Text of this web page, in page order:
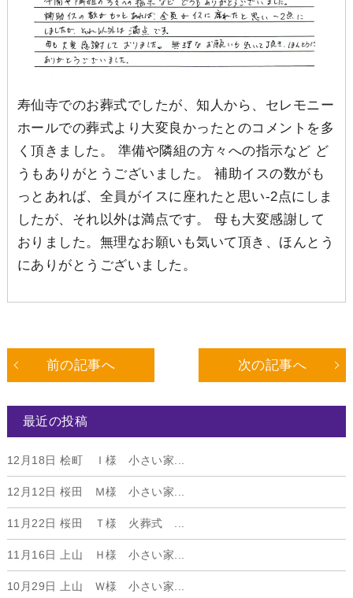
寿仙寺でのお葬式でしたが、知人から、セレモニー
ホールでの葬式より大変良かったとのコメントを多
く頂きました。 準備や隣組の方々への指示など ど
うもありがとうございました。 補助イスの数がも
っとあれば、全員がイスに座れたと思い-2点にしま
したが、それ以外は満点です。 母も大変感謝して
おりました。無理なお願いも気いて頂き、ほんとう
にありがとうございました。
前の記事へ 次の記事へ
最近の投稿
12月18日 桧町 Ｉ様 小さい家...
12月12日 桜田 Ｍ様 小さい家...
11月22日 桜田 Ｔ様 火葬式 ...
11月16日 上山 Ｈ様 小さい家...
10月29日 上山 Ｗ様 小さい家...